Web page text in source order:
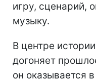
игру, сценарий,
музыку.
В центре
догоняет
он оказывается